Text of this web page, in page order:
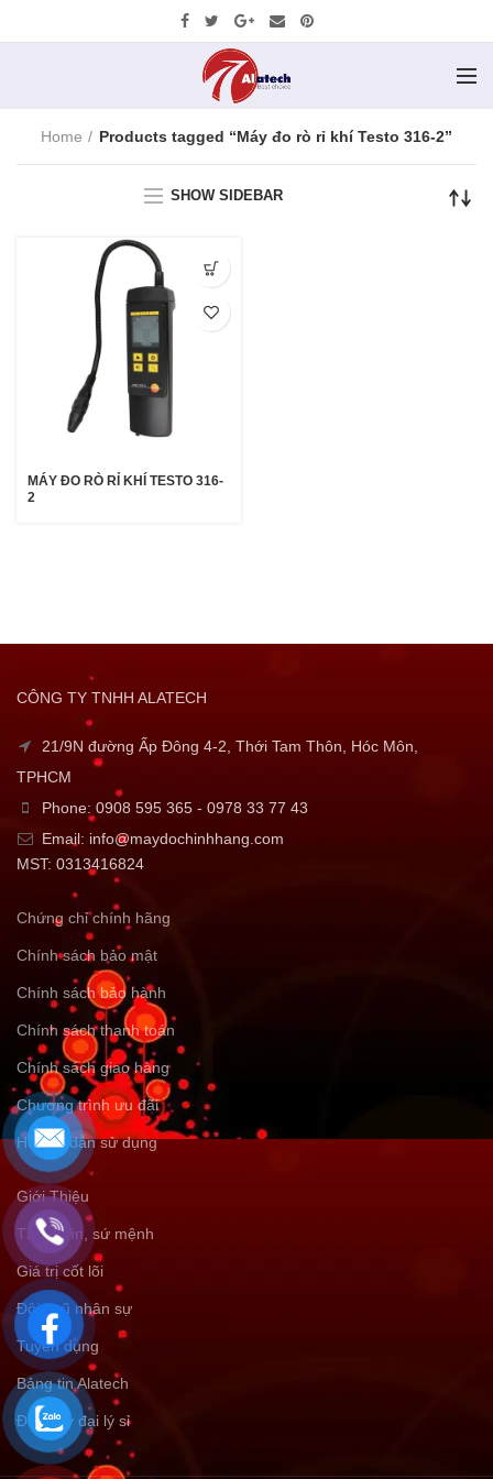
Home Products tagged “Máy đo rò rỉ khí Testo 316-2”
SHOW SIDEBAR
MÁY ĐO RÒ RỈ KHÍ TESTO 316-
2
CÔNG TY TNHH ALATECH
21/9N đường Ấp Đông 4-2, Thới Tam Thôn, Hóc Môn,
TPHCM
Phone: 0908 595 365 - 0978 33 77 43
Email: info@maydochinhhang.com
MST: 0313416824
Chứng chỉ chính hãng
Chính sách bảo mật
Chính sách bảo hành
Chính sách thanh toán
Chính sách giao hàng
Chương trình ưu đãi
Hướng dẫn sử dụng
Giới Thiệu
Tầm nhìn, sứ mệnh
Giá trị cốt lõi
Đội ngũ nhân sự
Tuyển dụng
Bảng tin Alatech
Đăng ký đại lý sỉ